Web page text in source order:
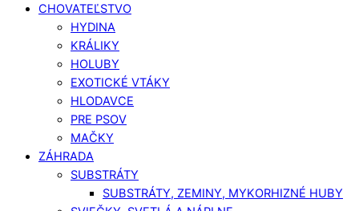
CHOVATEĽSTVO
HYDINA
KRÁLIKY
HOLUBY
EXOTICKÉ VTÁKY
HLODAVCE
PRE PSOV
MAČKY
ZÁHRADA
SUBSTRÁTY
SUBSTRÁTY, ZEMINY, MYKORHIZNÉ HUBY